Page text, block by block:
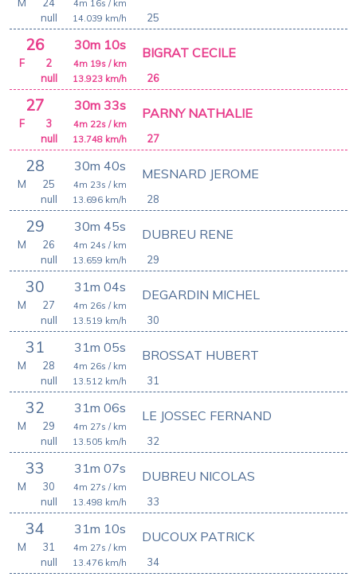
25
4m 16s / km
14.039 km/h
null
26 30m 10s
26
BIGRAT CECILE
4m 19s / km
13.923 km/h
F
2
null
27 30m 33s
27
PARNY NATHALIE
4m 22s / km
13.748 km/h
F
3
null
28 30m 40s
28
MESNARD JEROME
4m 23s / km
13.696 km/h
M
25
null
29 30m 45s
29
DUBREU RENE
4m 24s / km
13.659 km/h
M
26
null
30 31m 04s
30
DEGARDIN MICHEL
4m 26s / km
13.519 km/h
M
27
null
31 31m 05s
31
BROSSAT HUBERT
4m 26s / km
13.512 km/h
M
28
null
32 31m 06s
32
LE JOSSEC FERNAND
4m 27s / km
13.505 km/h
M
29
null
33 31m 07s
33
DUBREU NICOLAS
4m 27s / km
13.498 km/h
M
30
null
34 31m 10s
34
DUCOUX PATRICK
4m 27s / km
13.476 km/h
M
31
null